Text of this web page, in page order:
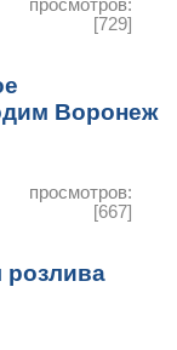
просмотров:
[729]
Воронеж
просмотров:
[667]
розлива